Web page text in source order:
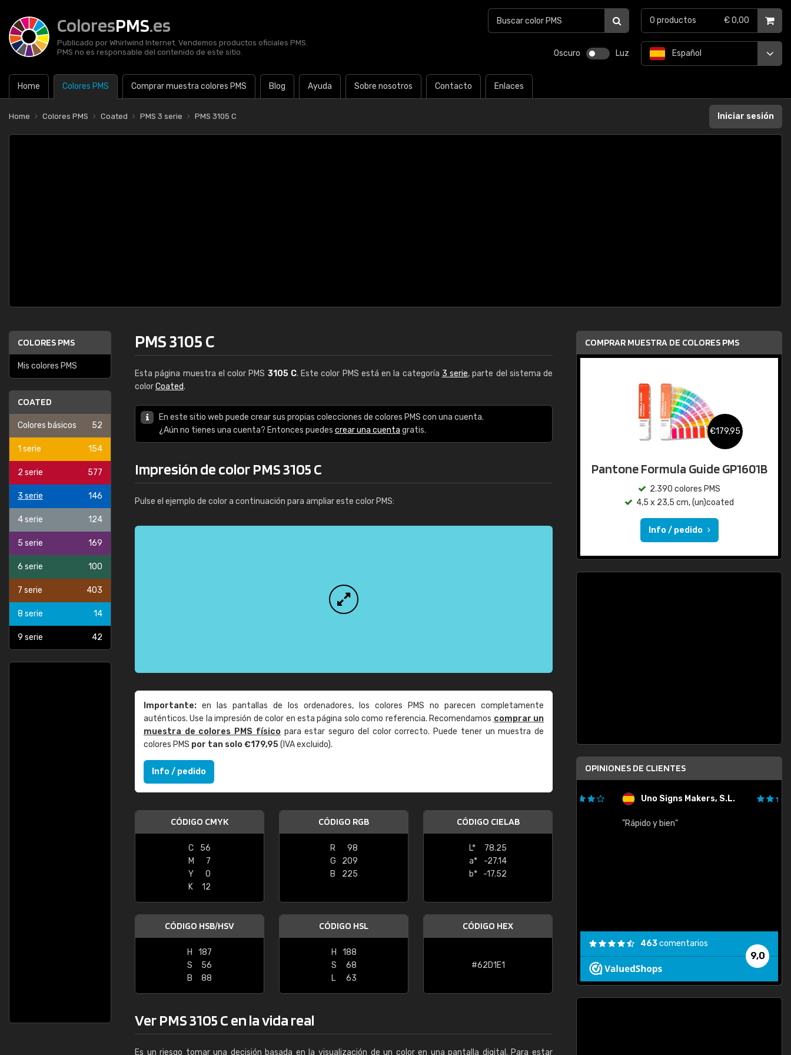
ColoresPMS.es
Publicado por Whirlwind Internet. Vendemos productos oficiales PMS.
PMS no es responsable del contenido de este sitio.
Oscuro Luz
Home Colores PMS Comprar muestra colores PMS Blog Ayuda Sobre nosotros Contacto Enlaces
Español
0 productos € 0,00
Home Colores PMS Coated PMS 3 serie PMS 3105 C Iniciar sesión
COLORES PMS
Mis colores PMS
COATED
Colores básicos 52
1 serie 154
2 serie 577
3 serie 146
4 serie 124
5 serie 169
6 serie 100
7 serie 403
8 serie 14
9 serie 42
PMS 3105 C
Esta página muestra el color PMS 3105 C. Este color PMS está en la categoría 3 serie, parte del sistema de
colorCoated.
En este sitio web puede crear sus propias colecciones de colores PMS con una cuenta.
¿Aún no tienes una cuenta? Entonces puedes crear una cuenta gratis.
Impresión de color PMS 3105 C
Pulse el ejemplo de color a continuación para ampliar este color PMS:
Importante: en las pantallas de los ordenadores, los colores PMS no parecen completamente
auténticos. Use la impresión de color en esta página solo como referencia. Recomendamos comprar un
muestra de colores PMS físicopara estar seguro del color correcto. Puede tener un muestra de
colores PMS por tan solo €179,95(IVA excluido).
Info / pedido
CÓDIGO CMYK
C
56
M
7
Y
0
K
12
CÓDIGO RGB
R
98
G
209
B
225
CÓDIGO CIELAB
L*
78.25
a*
-27.14
b*
-17.52
CÓDIGO HSB/HSV
H
187
S
56
B
88
CÓDIGO HSL
H
188
S
68
L
63
CÓDIGO HEX
#62D1E1
Ver PMS 3105 C en la vida real
Es un riesgo tomar una decisión basada en la visualización de un color en una pantalla digital. Para estar
COMPRAR MUESTRA DE COLORES PMS
€179,95
Pantone Formula Guide GP1601B
2.390 colores PMS
4,5 x 23,5 cm, (un)coated
Info / pedido
OPINIONES DE CLIENTES
"Buen servicio. No obstante No es fácil
encontrar/comprar lo que se busca"
Uno Signs Makers, S.L.
"Rápido y bien"
9,0
463comentarios